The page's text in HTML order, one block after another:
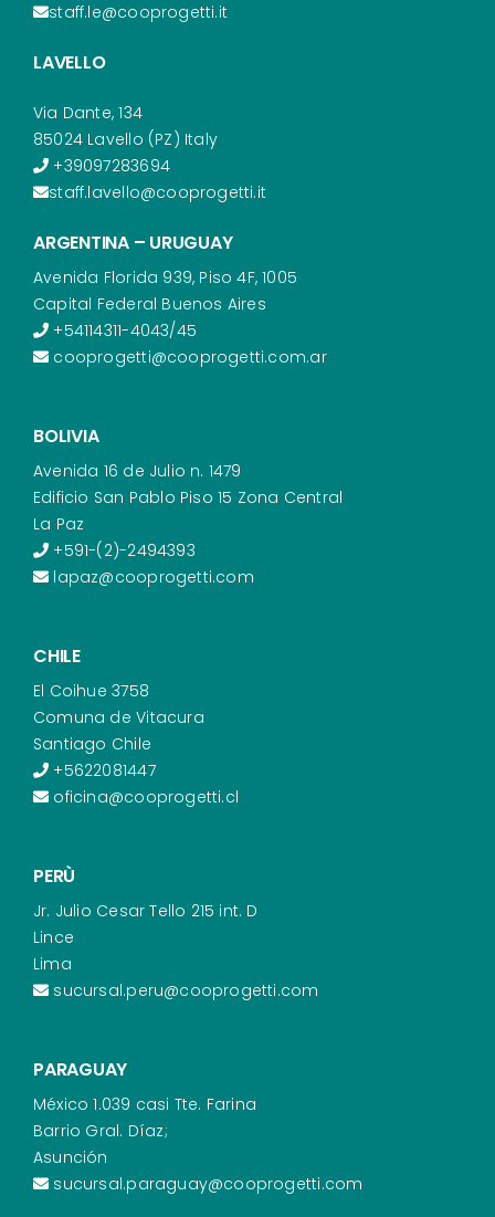
staff.le@cooprogetti.it
LAVELLO
Via Dante, 134
85024 Lavello (PZ) Italy
+39097283694
staff.lavello@cooprogetti.it
ARGENTINA – URUGUAY
Avenida Florida 939, Piso 4F, 1005
Capital Federal Buenos Aires
+54114311-4043/45
cooprogetti@cooprogetti.com.ar
BOLIVIA
Avenida 16 de Julio n. 1479
Edificio San Pablo Piso 15 Zona Central
La Paz
+591-(2)-2494393
lapaz@cooprogetti.com
CHILE
El Coihue 3758
Comuna de Vitacura
Santiago Chile
+5622081447
oficina@cooprogetti.cl
PERÙ
Jr. Julio Cesar Tello 215 int. D
Lince
Lima
sucursal.peru@cooprogetti.com
PARAGUAY
México 1.039 casi Tte. Farina
Barrio Gral. Díaz;
Asunción
sucursal.paraguay@cooprogetti.com